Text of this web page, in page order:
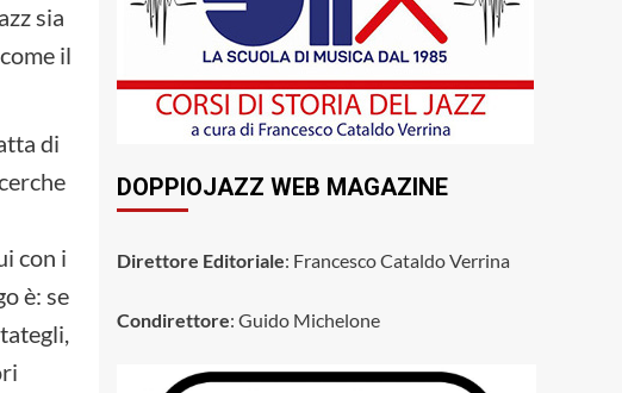
sia
il
di
con i
è: se
DOPPIOJAZZ WEB MAGAZINE
Direttore Editoriale: Francesco Cataldo Verrina
Condirettore: Guido Michelone